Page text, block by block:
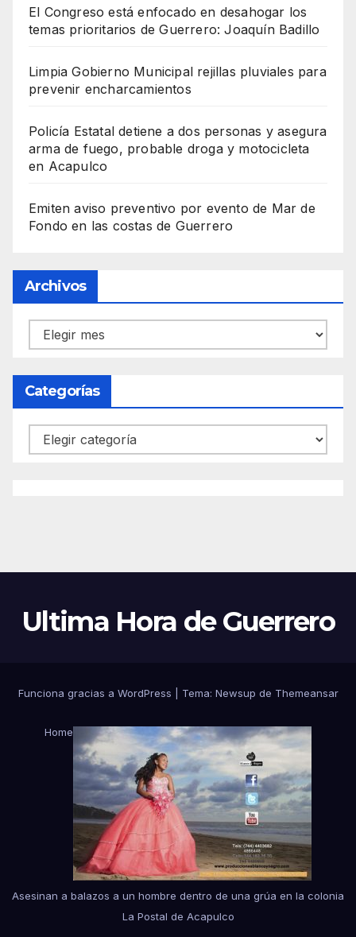
El Congreso está enfocado en desahogar los
temas prioritarios de Guerrero: Joaquín Badillo
Limpia Gobierno Municipal rejillas pluviales para
prevenir encharcamientos
Policía Estatal detiene a dos personas y asegura
arma de fuego, probable droga y motocicleta
en Acapulco
Emiten aviso preventivo por evento de Mar de
Fondo en las costas de Guerrero
Archivos
Archivos
Categorías
Categorías
Ultima Hora de Guerrero
Funciona gracias a WordPress Tema: Newsup de Themeansar
Home
Asesinan a balazos a un hombre dentro de una grúa en la colonia
La Postal de Acapulco